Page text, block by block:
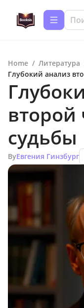
Home / Литература
Глубокий анализ
второй
судьбы
ByЕвгения Гинзбург